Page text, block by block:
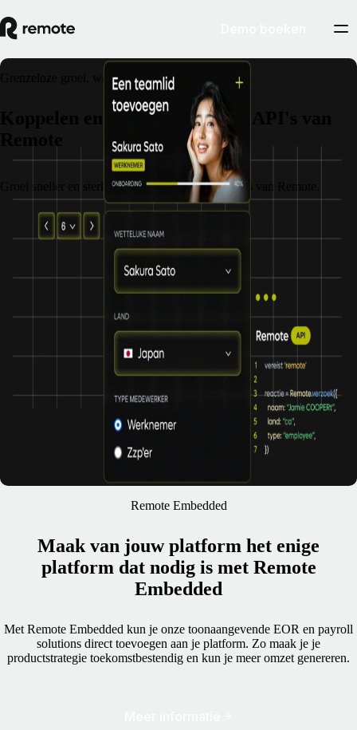
Grenzeloze groei, waar dan ook.
Koppelen en opschalen met de API's van
Groei sneller en sterker met de API's en integraties van Remote.
Remote Embedded
Maak van jouw platform het enige
platform dat nodig is met Remote
Embedded
Met Remote Embedded kun je onze toonaangevende EOR en payroll
solutions direct toevoegen aan je platform. Zo maak je je
productstrategie toekomstbestendig en kun je meer omzet genereren.